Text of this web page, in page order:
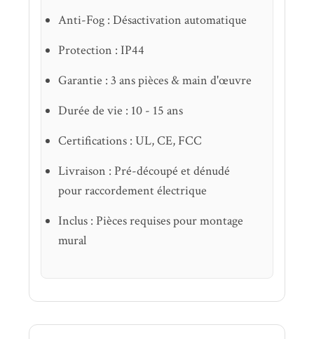
Anti-Fog : Désactivation automatique
Protection : IP44
Garantie : 3 ans pièces & main d'œuvre
Durée de vie : 10 - 15 ans
Certifications : UL, CE, FCC
Livraison : Pré-découpé et dénudé
pour raccordement électrique
Inclus : Pièces requises pour montage
mural